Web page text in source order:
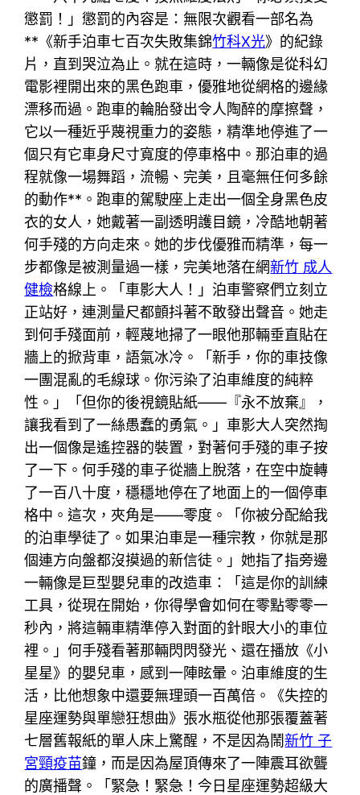
懲罰！」懲罰的內容是：無限次觀看一部名為
**《新手泊車七百次失敗集錦竹科X光》的紀錄
片，直到哭泣為止。就在這時，一輛像是從科幻
電影裡開出來的黑色跑車，優雅地從網格的邊緣
漂移而過。跑車的輪胎發出令人陶醉的摩擦聲，
它以一種近乎蔑視重力的姿態，精準地停進了一
個只有它車身尺寸寬度的停車格中。那泊車的過
程就像一場舞蹈，流暢、完美，且毫無任何多餘
的動作**。跑車的駕駛座上走出一個全身黑色皮
衣的女人，她戴著一副透明護目鏡，冷酷地朝著
何手殘的方向走來。她的步伐優雅而精準，每一
步都像是被測量過一樣，完美地落在網新竹 成人
健檢格線上。「車影大人！」泊車警察們立刻立
正站好，連測量尺都顫抖著不敢發出聲音。她走
到何手殘面前，輕蔑地掃了一眼他那輛垂直貼在
牆上的掀背車，語氣冰冷。「新手，你的車技像
一團混亂的毛線球。你污染了泊車維度的純粹
性。」「但你的後視鏡貼紙——『永不放棄』，
讓我看到了一絲愚蠢的勇氣。」車影大人突然掏
出一個像是遙控器的裝置，對著何手殘的車子按
了一下。何手殘的車子從牆上脫落，在空中旋轉
了一百八十度，穩穩地停在了地面上的一個停車
格中。這次，夾角是——零度。「你被分配給我
的泊車學徒了。如果泊車是一種宗教，你就是那
個連方向盤都沒摸過的新信徒。」她指了指旁邊
一輛像是巨型嬰兒車的改造車：「這是你的訓練
工具，從現在開始，你得學會如何在零點零零一
秒內，將這輛車精準停入對面的針眼大小的車位
裡。」何手殘看著那輛閃閃發光、還在播放《小
星星》的嬰兒車，感到一陣眩暈。泊車維度的生
活，比他想象中還要無理頭一百萬倍。《失控的
星座運勢與單戀狂想曲》張水瓶從他那張覆蓋著
七層舊報紙的單人床上驚醒，不是因為鬧新竹 子
宮頸疫苗鐘，而是因為屋頂傳來了一陣震耳欲聾
的廣播聲。「緊急！緊急！今日星座運勢超級大